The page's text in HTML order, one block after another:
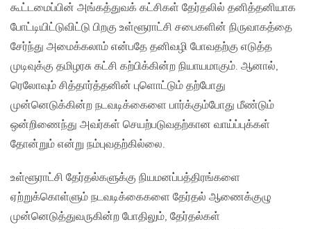
கூட்டமைப்பின் அங்கத்துவக் கட்சிகள் தேர்தலில் தனித்தனியாக
போட்டியிட்டுவிட்டு பிறகு உள்ளூராட்சி சபைகளின் நிருவாகத்தை
சேர்ந்து அமைக்கலாம் என்பதே தனிவழி போவதற்கு எடுத்த
முடிவுக்கு தமிழரசு கட்சி கற்பிக்கின்ற நியாயமாகும். ஆனால்,
ரெலோவும் சித்தார்த்தனின் புளொட்டும் தற்போது
முன்னெடுக்கின்ற நடவடிக்கைளை பார்க்கும்போது மீண்டும்
ஒன்றிணைந்து அவர்கள் செயற்படுவதற்கான வாய்ப்புக்கள்
தோன்றும் என்று நம்புவதற்கில்லை.
உள்ளூராட்சி தேர்தல்களுக்கு நியமனப்பத்திரங்களை
ஏற்றுக்கொள்ளும் நடவடிக்கைகளை தேர்தல் ஆணைக்குழு
முன்னெடுத்துவருகின்ற போதிலும், தேர்தல்கள்